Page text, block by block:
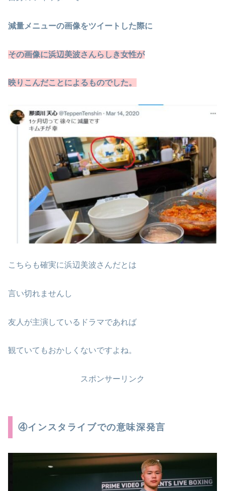
減量メニューの画像をツイートした際に
その画像に浜辺美波さんらしき女性が
映りこんだことによるものでした。
こちらも確実に浜辺美波さんだとは
言い切れませんし
友人が主演しているドラマであれば
観ていてもおかしくないですよね。
スポンサーリンク
④インスタライブでの意味深発言